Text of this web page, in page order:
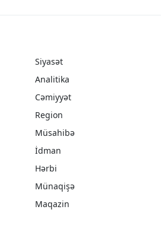
Siyasət
Analitika
Cəmiyyət
Region
Müsahibə
İdman
Hərbi
Münaqişə
Maqazin